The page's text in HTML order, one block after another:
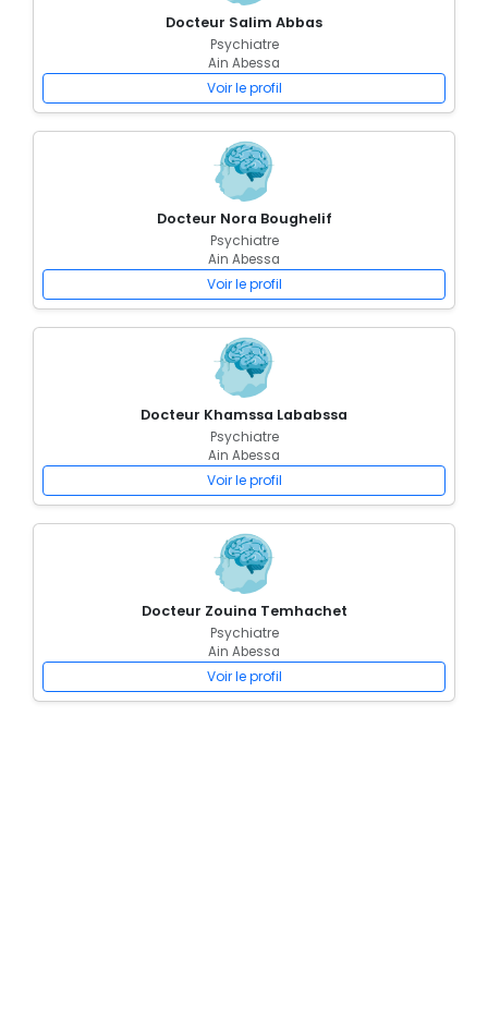
Docteur Salim Abbas
Psychiatre
Ain Abessa
Voir le profil
Docteur Nora Boughelif
Psychiatre
Ain Abessa
Voir le profil
Docteur Khamssa Lababssa
Psychiatre
Ain Abessa
Voir le profil
Docteur Zouina Temhachet
Psychiatre
Ain Abessa
Voir le profil